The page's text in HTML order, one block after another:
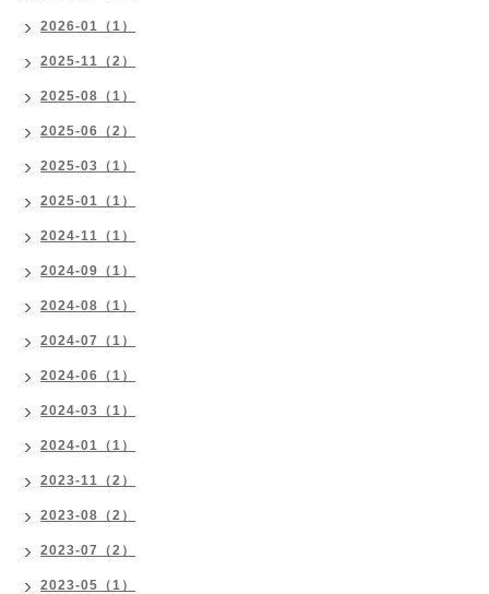
2026-01（1）
2025-11（2）
2025-08（1）
2025-06（2）
2025-03（1）
2025-01（1）
2024-11（1）
2024-09（1）
2024-08（1）
2024-07（1）
2024-06（1）
2024-03（1）
2024-01（1）
2023-11（2）
2023-08（2）
2023-07（2）
2023-05（1）